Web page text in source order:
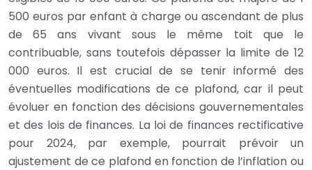
500 euros par enfant à charge ou ascendant de plus
de 65 ans vivant sous le même toit que le
contribuable, sans toutefois dépasser la limite de 12
000 euros. Il est crucial de se tenir informé des
éventuelles modifications de ce plafond, car il peut
évoluer en fonction des décisions gouvernementales
et des lois de finances. La loi de finances rectificative
pour 2024, par exemple, pourrait prévoir un
ajustement de ce plafond en fonction de l’inflation ou